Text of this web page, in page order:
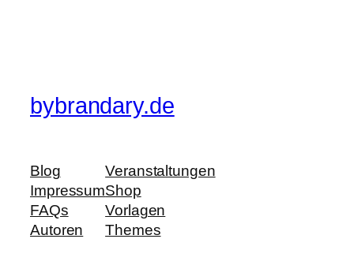
bybrandary.de
Blog
Impressum
FAQs
Autoren
Veranstaltungen
Shop
Vorlagen
Themes